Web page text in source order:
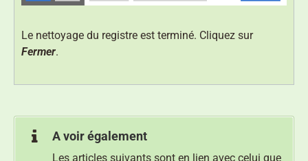
Le nettoyage du registre est terminé. Cliquez sur
Fermer.
A voir également
Les articles suivants sont en lien avec celui que